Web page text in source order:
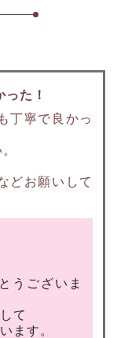
た！
丁寧で良かっ
どお願いして
うございま
て
ます。